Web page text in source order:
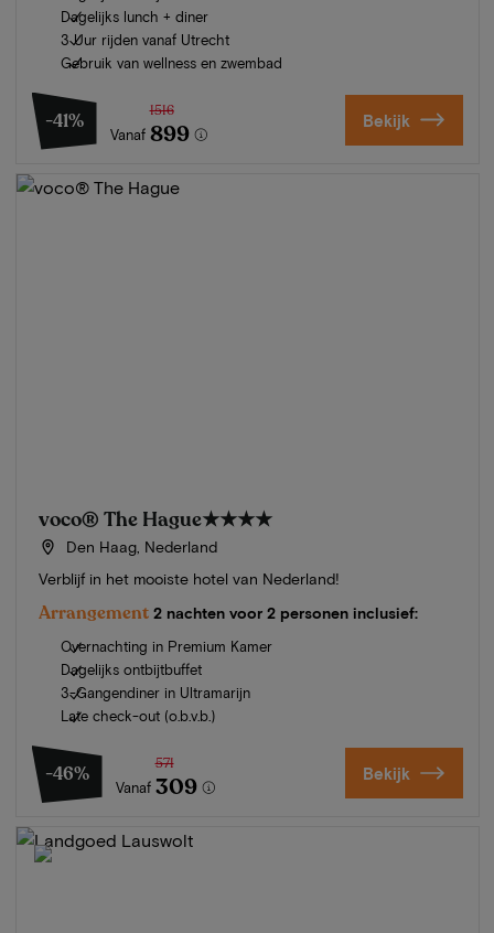
Dagelijks lunch + diner
3 Uur rijden vanaf Utrecht
Gebruik van wellness en zwembad
-41%
Vanaf
1516
899 Bekijk
voco® The Hague★★★★
Den Haag, Nederland
Verblijf in het mooiste hotel van Nederland!
Arrangement 2 nachten voor 2 personen inclusief:
Overnachting in Premium Kamer
Dagelijks ontbijtbuffet
3-Gangendiner in Ultramarijn
Late check-out (o.b.v.b.)
-46%
Vanaf
571
309 Bekijk